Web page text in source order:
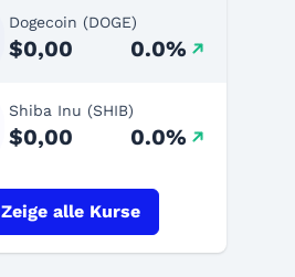
Dogecoin (DOGE)
$0,00 0.0%
Shiba Inu (SHIB)
$0,00 0.0%
Zeige alle Kurse